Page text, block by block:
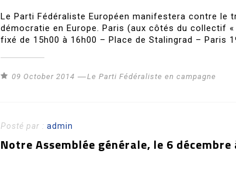
Le Parti Fédéraliste Européen manifestera contre le
démocratie en Europe. Paris (aux côtés du collectif
fixé de 15h00 à 16h00 – Place de Stalingrad – Paris
09 October 2014 Le Parti Fédéraliste en campagne
Posté par : admin
Notre Assemblée générale, le 6 décembre